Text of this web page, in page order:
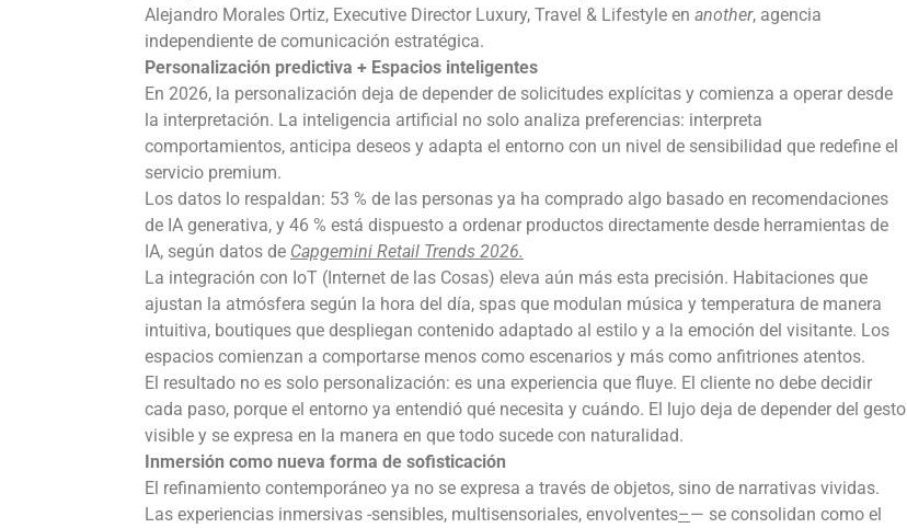
Alejandro Morales Ortiz, Executive Director Luxury, Travel & Lifestyle en another, agencia
independiente de comunicación estratégica. ​
Personalización predictiva + Espacios inteligentes
En 2026, la personalización deja de depender de solicitudes explícitas y comienza a operar desde
la interpretación. La inteligencia artificial no solo analiza preferencias: interpreta
comportamientos, anticipa deseos y adapta el entorno con un nivel de sensibilidad que redefine el
servicio premium.
Los datos lo respaldan: 53 % de las personas ya ha comprado algo basado en recomendaciones
de IA generativa, y 46 % está dispuesto a ordenar productos directamente desde herramientas de
IA, según datos de Capgemini Retail Trends 2026.
La integración con IoT (Internet de las Cosas) eleva aún más esta precisión. Habitaciones que
ajustan la atmósfera según la hora del día, spas que modulan música y temperatura de manera
intuitiva, boutiques que despliegan contenido adaptado al estilo y a la emoción del visitante. Los
espacios comienzan a comportarse menos como escenarios y más como anfitriones atentos.
El resultado no es solo personalización: es una experiencia que fluye. El cliente no debe decidir
cada paso, porque el entorno ya entendió qué necesita y cuándo. El lujo deja de depender del gesto
visible y se expresa en la manera en que todo sucede con naturalidad. ​
Inmersión como nueva forma de sofisticación
El refinamiento contemporáneo ya no se expresa a través de objetos, sino de narrativas vividas.
Las experiencias inmersivas -sensibles, multisensoriales, envolventes–— se consolidan como el